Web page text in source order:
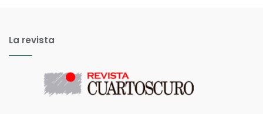
La revista